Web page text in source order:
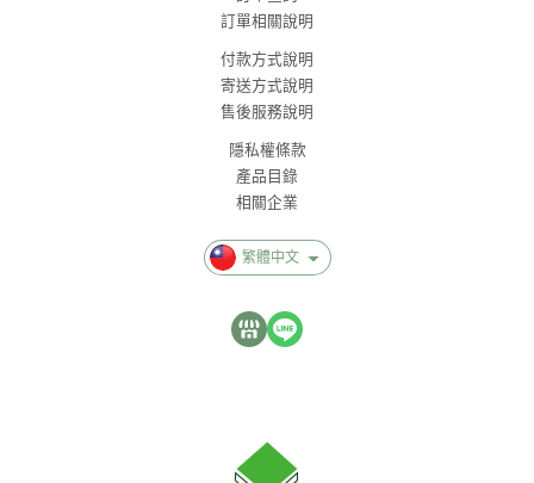
訂單相關說明
付款方式說明
寄送方式說明
售後服務說明
隱私權條款
產品目錄
相關企業
繁體中文